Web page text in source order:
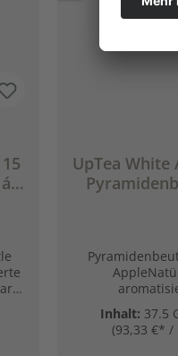
+
du
UpTea White
Weiß-/
Apfel / Zimt⚡
extra Koffein,
Inhalt: 37.5
(93,33 €* /